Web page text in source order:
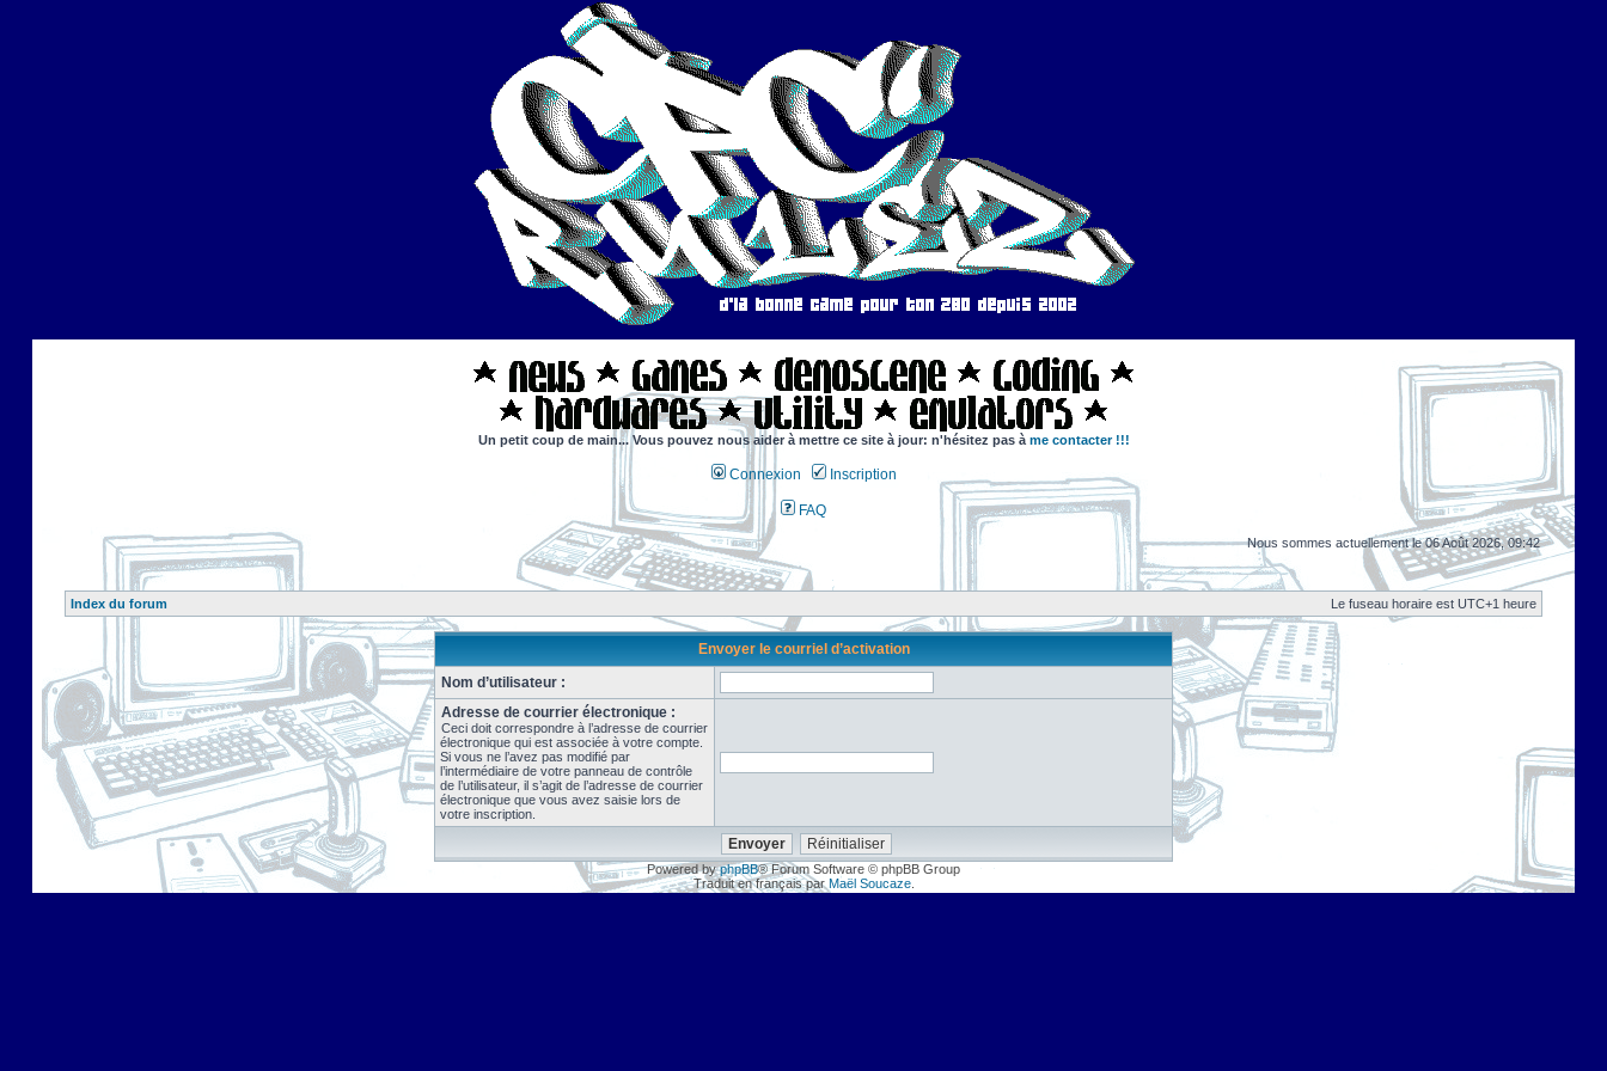
Un petit coup de main... Vous pouvez nous aider à mettre ce site à jour: n'hésitez pas à me contacter !!!
Connexion Inscription
FAQ
Nous sommes actuellement le 06 Août 2026, 09:42
Index du forum Le fuseau horaire est UTC+1 heure
Envoyer le courriel d’activation
Nom d’utilisateur :
Adresse de courrier électronique :
Ceci doit correspondre à l’adresse de courrier
électronique qui est associée à votre compte.
Si vous ne l’avez pas modifié par
l’intermédiaire de votre panneau de contrôle
de l’utilisateur, il s’agit de l’adresse de courrier
électronique que vous avez saisie lors de
votre inscription.
Powered byphpBB® Forum Software © phpBB Group
Traduit en français par Maël Soucaze.